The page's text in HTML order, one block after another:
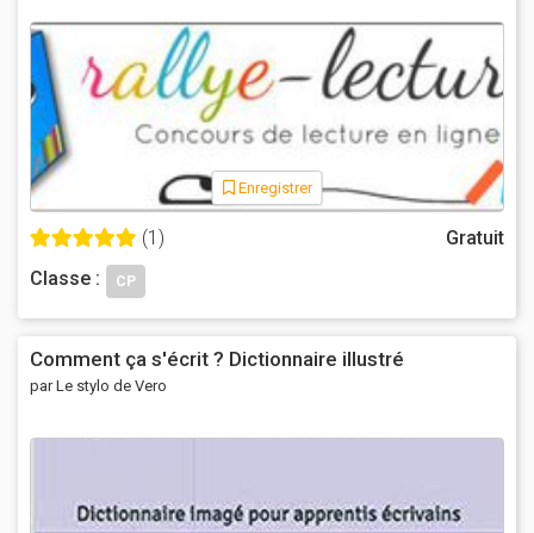
Enregistrer
(1)
Gratuit
Classe :
CP
Comment ça s'écrit ? Dictionnaire illustré
par Le stylo de Vero